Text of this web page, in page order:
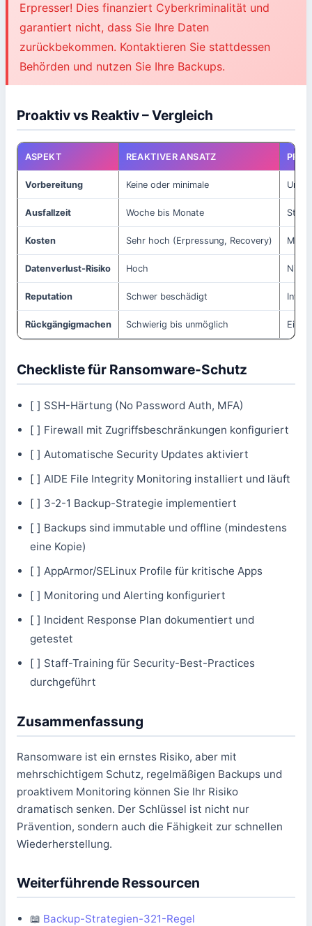
Erpresser! Dies finanziert Cyberkriminalität und
garantiert nicht, dass Sie Ihre Daten
zurückbekommen. Kontaktieren Sie stattdessen
Behörden und nutzen Sie Ihre Backups.
Proaktiv vs Reaktiv – Vergleich
ASPEKT REAKTIVER ANSATZ
Vorbereitung Keine oder minimale
Ausfallzeit Woche bis Monate
Kosten Sehr hoch (Erpressung, Recovery)
Datenverlust-Risiko Hoch
Reputation Schwer beschädigt Intakt
Rückgängigmachen Schwierig bis unmöglich
Checkliste für Ransomware-Schutz
[ ] SSH-Härtung (No Password Auth, MFA)
[ ] Firewall mit Zugriffsbeschränkungen konfiguriert
[ ] Automatische Security Updates aktiviert
[ ] AIDE File Integrity Monitoring installiert und läuft
[ ] 3-2-1 Backup-Strategie implementiert
[ ] Backups sind immutable und offline (mindestens
eine Kopie)
[ ] AppArmor/SELinux Profile für kritische Apps
[ ] Monitoring und Alerting konfiguriert
[ ] Incident Response Plan dokumentiert und
getestet
[ ] Staff-Training für Security-Best-Practices
durchgeführt
Zusammenfassung
Ransomware ist ein ernstes Risiko, aber mit
mehrschichtigem Schutz, regelmäßigen Backups und
proaktivem Monitoring können Sie Ihr Risiko
dramatisch senken. Der Schlüssel ist nicht nur
Prävention, sondern auch die Fähigkeit zur schnellen
Wiederherstellung.
Weiterführende Ressourcen
📖 Backup-Strategien-321-Regel